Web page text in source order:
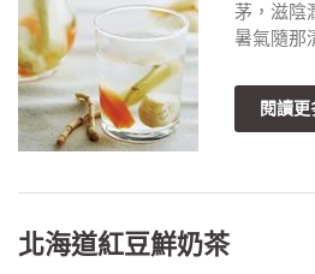
茅，滋陰
暑氣隨那
閱讀更
北海道紅豆鮮奶茶